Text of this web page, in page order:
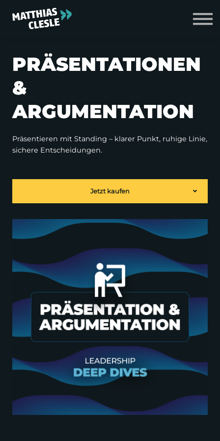
PRÄSENTATIONEN
&
ARGUMENTATION
Präsentieren mit Standing – klarer Punkt, ruhige Linie,
sichere Entscheidungen.
Jetzt kaufen